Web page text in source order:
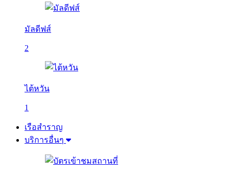
มัลดีฟส์
2
ไต้หวัน
1
เรือสำราญ
บริการอื่นๆ